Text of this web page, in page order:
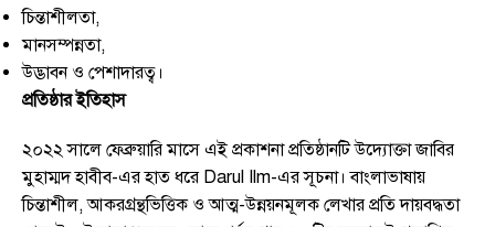
চিন্তাশীলতা,
মানসম্পন্নতা,
উদ্ভাবন ও পেশাদারত্ব।
প্রতিষ্ঠার ইতিহাস
২০২২ সালে ফেব্রুয়ারি মাসে এই প্রকাশনা প্রতিষ্ঠানটি উদ্যোক্তা জাবির
মুহাম্মদ হাবীব-এর হাত ধরে Darul Ilm-এর সূচনা। বাংলাভাষায়
চিন্তাশীল, আকরগ্রন্থভিত্তিক ও আত্ম-উন্নয়নমূলক লেখার প্রতি দায়বদ্ধতা